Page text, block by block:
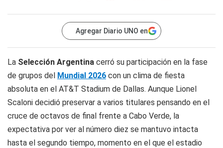
Agregar Diario UNO en
La Selección Argentina cerró su participación en la fase
de grupos del Mundial 2026 con un clima de fiesta
absoluta en el AT&T Stadium de Dallas. Aunque Lionel
Scaloni decidió preservar a varios titulares pensando en el
cruce de octavos de final frente a Cabo Verde, la
expectativa por ver al número diez se mantuvo intacta
hasta el segundo tiempo, momento en el que el estadio